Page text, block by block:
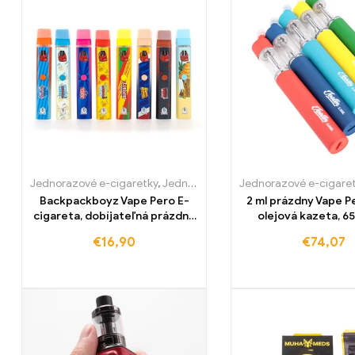
Jednorazové e-cigaretky,Jednorazové e-cigarety Slovensko ,
Backpackboyz Vape Pero E-
cigareta, dobíjateľná prázdna
€16,90
Jednorazové e-
2 ml prázdny Vape
olejová kazeta,
€74,07